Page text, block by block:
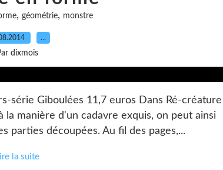
, géométrie, monstre
…
dixmois
série Giboulées 11,7 euros Dans Ré-créature
la manière d'un cadavre exquis, on peut ainsi
parties découpées. Au fil des pages,...
la suite